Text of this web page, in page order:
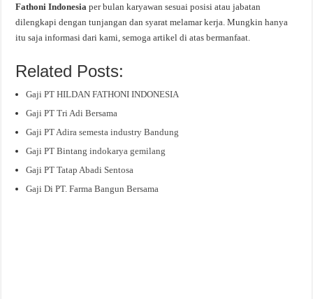
Fathoni Indonesiaper bulan karyawan sesuai posisi atau jabatan
dilengkapi dengan tunjangan dan syarat melamar kerja. Mungkin hanya
itu saja informasi dari kami, semoga artikel di atas bermanfaat.
Related Posts:
Gaji PT HILDAN FATHONI INDONESIA
Gaji PT Tri Adi Bersama
Gaji PT Adira semesta industry Bandung
Gaji PT Bintang indokarya gemilang
Gaji PT Tatap Abadi Sentosa
Gaji Di PT. Farma Bangun Bersama